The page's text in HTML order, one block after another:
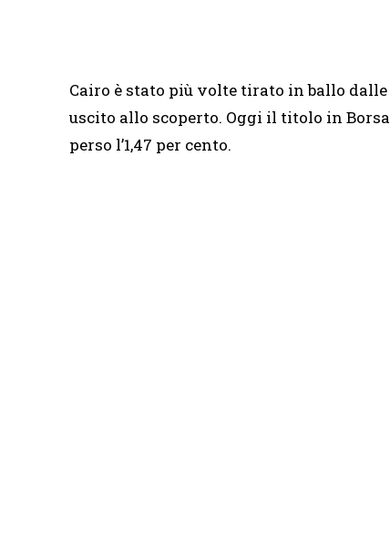
Cairo è stato più volte tirato in ballo
uscito allo scoperto. Oggi il titolo in Borsa
perso l’1,47 per cento.